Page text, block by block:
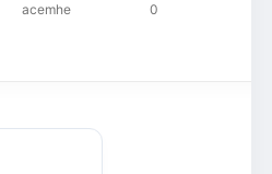
acemhe 0